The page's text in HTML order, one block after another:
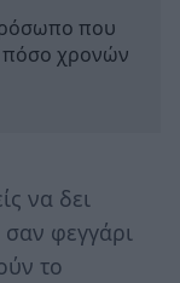
που
πόσο χρονών
να δει
φεγγάρι
το